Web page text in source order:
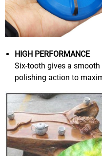
HIGH PERFORMANCE
Six-tooth gives a
polishing action to